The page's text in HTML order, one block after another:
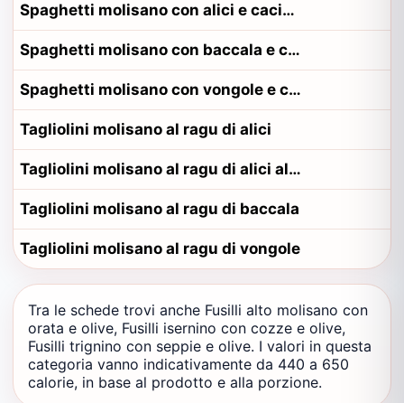
Spaghetti molisano con alici e caciocavallo
Spaghetti molisano con baccala e caciocavallo
Spaghetti molisano con vongole e caciocavallo
Tagliolini molisano al ragu di alici
Tagliolini molisano al ragu di alici alla contadina matese
Tagliolini molisano al ragu di baccala
Tagliolini molisano al ragu di vongole
Tra le schede trovi anche Fusilli alto molisano con
orata e olive, Fusilli isernino con cozze e olive,
Fusilli trignino con seppie e olive. I valori in questa
categoria vanno indicativamente da 440 a 650
calorie, in base al prodotto e alla porzione.